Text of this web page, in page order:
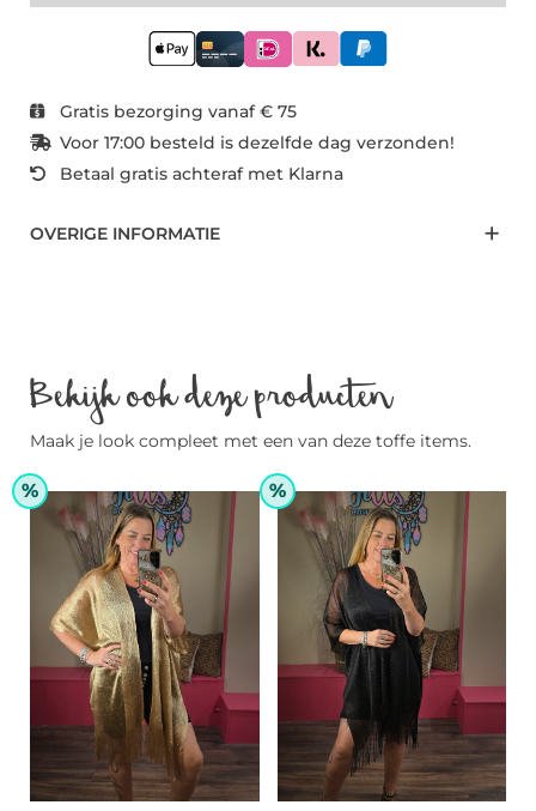
Gratis bezorging vanaf € 75
Voor 17:00 besteld is dezelfde dag verzonden!
Betaal gratis achteraf met Klarna
OVERIGE INFORMATIE
Bekijk ook deze producten
Maak je look compleet met een van deze toffe items.
% %